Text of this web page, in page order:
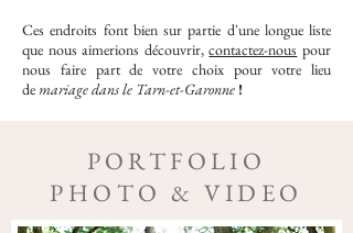
Ces endroits font bien sur partie d'une longue liste
que nous aimerions découvrir,contactez-nous pour
nous faire part de votre choix pour votre lieu
de mariage dans le Tarn-et-Garonne !
PORTFOLIO
PHOTO & VIDEO